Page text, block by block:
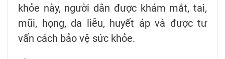
khỏe này, người dân được khám mắt, tai,
mũi, họng, da liễu, huyết áp và được tư
vấn cách bảo vệ sức khỏe.